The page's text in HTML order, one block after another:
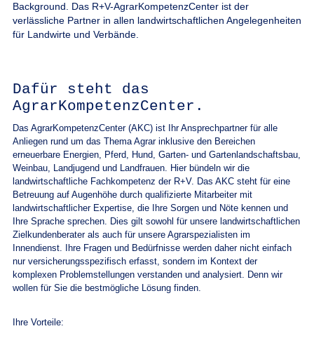
Background. Das R+V-AgrarKompetenzCenter ist der
verlässliche Partner in allen landwirtschaftlichen Angelegenheiten
für Landwirte und Verbände.
Dafür steht das
AgrarKompetenzCenter.
Das AgrarKompetenzCenter (AKC) ist Ihr Ansprechpartner für alle
Anliegen rund um das Thema Agrar inklusive den Bereichen
erneuerbare Energien, Pferd, Hund, Garten- und Gartenlandschaftsbau,
Weinbau, Landjugend und Landfrauen. Hier bündeln wir die
landwirtschaftliche Fachkompetenz der R+V. Das AKC steht für eine
Betreuung auf Augenhöhe durch qualifizierte Mitarbeiter mit
landwirtschaftlicher Expertise, die Ihre Sorgen und Nöte kennen und
Ihre Sprache sprechen. Dies gilt sowohl für unsere landwirtschaftlichen
Zielkundenberater als auch für unsere Agrarspezialisten im
Innendienst. Ihre Fragen und Bedürfnisse werden daher nicht einfach
nur versicherungsspezifisch erfasst, sondern im Kontext der
komplexen Problemstellungen verstanden und analysiert. Denn wir
wollen für Sie die bestmögliche Lösung finden.
Ihre Vorteile: